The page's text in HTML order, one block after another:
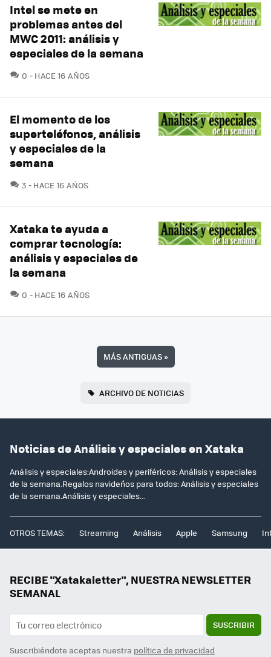
Intel se mete en
problemas antes del
MWC 2011: análisis y
especiales de la semana
0 COMENTARIOS
HACE 16 AÑOS
El momento de los
superteléfonos, análisis
y especiales de la
semana
3 COMENTARIOS
HACE 16 AÑOS
Xataka te ayuda a
comprar tecnología:
análisis y especiales de
la semana
0 COMENTARIOS
HACE 16 AÑOS
MÁS ANTIGUAS»
ARCHIVO DE NOTICIAS
Noticias de Análisis y especiales en Xataka
Análisis y especiales:Androides y periféricos: Análisis y especiales
de la semana.Regalos navideños para todos: Análisis y especiales
de la semana.Análisis y especiales...
OTROS TEMAS: Streaming Análisis Apple Samsung
RECIBE "Xatakaletter", NUESTRA NEWSLETTER
SEMANAL
SUSCRIBIR
Suscribiéndote aceptas nuestra política de privacidad